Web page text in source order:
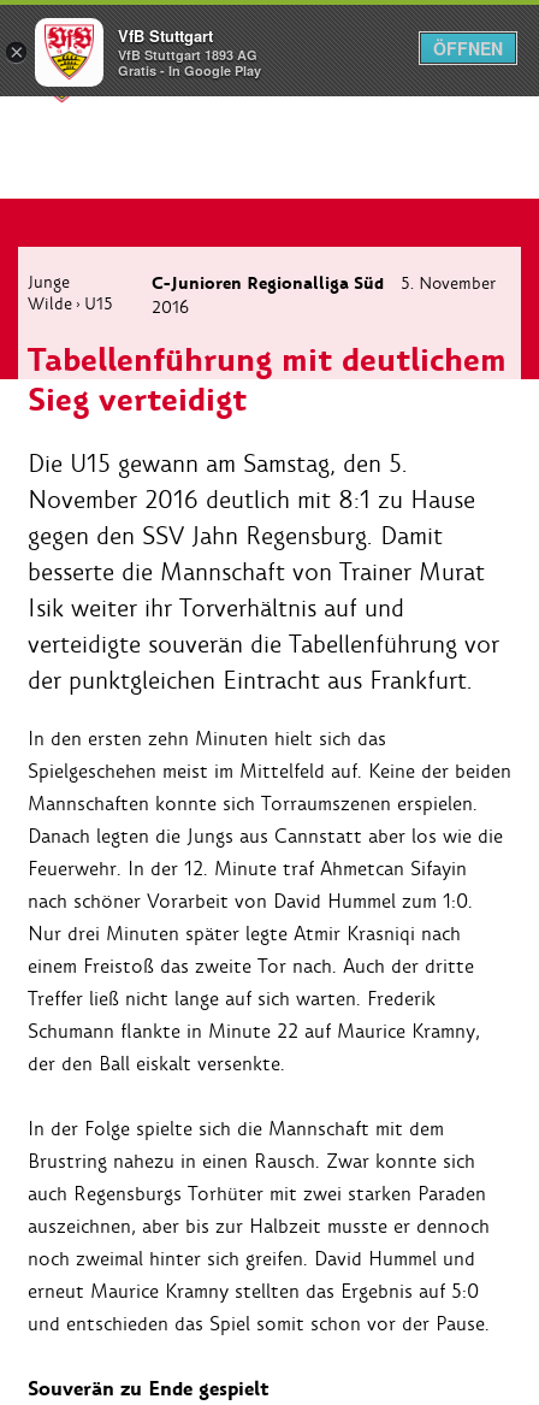
Menü
Junge
Wilde › U15
C-Junioren Regionalliga Süd
5. November
2016
Tabellenführung mit deutlichem
Sieg verteidigt
Die U15 gewann am Samstag, den 5.
November 2016 deutlich mit 8:1 zu Hause
gegen den SSV Jahn Regensburg. Damit
besserte die Mannschaft von Trainer Murat
Isik weiter ihr Torverhältnis auf und
verteidigte souverän die Tabellenführung vor
der punktgleichen Eintracht aus Frankfurt.
In den ersten zehn Minuten hielt sich das
Spielgeschehen meist im Mittelfeld auf. Keine der beiden
Mannschaften konnte sich Torraumszenen erspielen.
Danach legten die Jungs aus Cannstatt aber los wie die
Feuerwehr. In der 12. Minute traf Ahmetcan Sifayin
nach schöner Vorarbeit von David Hummel zum 1:0.
Nur drei Minuten später legte Atmir Krasniqi nach
einem Freistoß das zweite Tor nach. Auch der dritte
Treffer ließ nicht lange auf sich warten. Frederik
Schumann flankte in Minute 22 auf Maurice Kramny,
der den Ball eiskalt versenkte.
In der Folge spielte sich die Mannschaft mit dem
Brustring nahezu in einen Rausch. Zwar konnte sich
auch Regensburgs Torhüter mit zwei starken Paraden
auszeichnen, aber bis zur Halbzeit musste er dennoch
noch zweimal hinter sich greifen. David Hummel und
erneut Maurice Kramny stellten das Ergebnis auf 5:0
und entschieden das Spiel somit schon vor der Pause.
Souverän zu Ende gespielt
×
VfB Stuttgart
VfB Stuttgart 1893 AG
Gratis - In Google Play
ÖFFNEN